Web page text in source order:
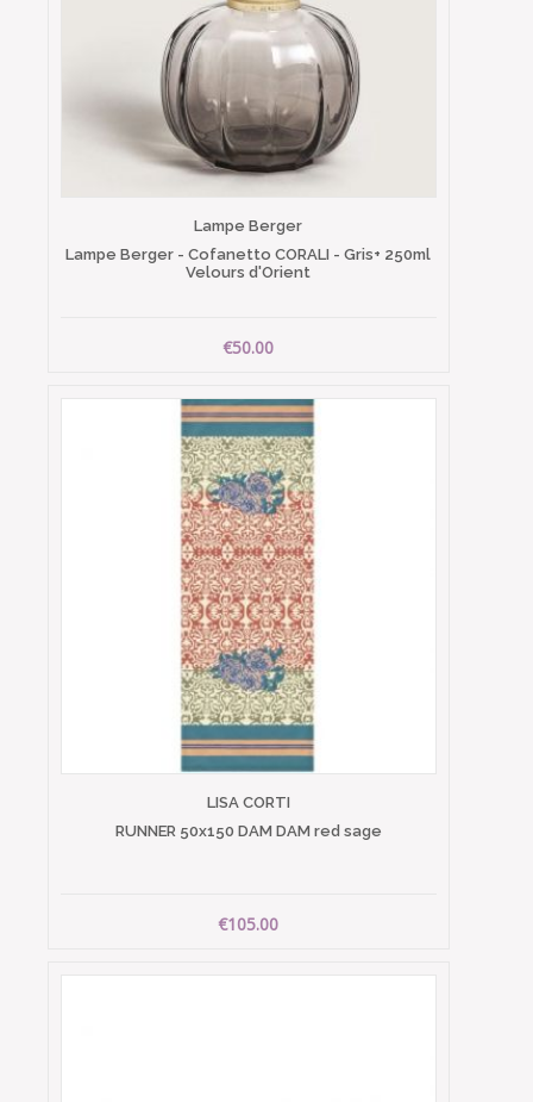
Lampe Berger
Lampe Berger - Cofanetto CORALI - Gris+ 250ml
Velours d'Orient
€50.00
LISA CORTI
RUNNER 50x150 DAM DAM red sage
€105.00